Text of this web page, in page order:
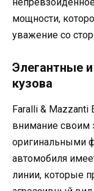
мощности,
уважение со
Элегантные
кузова
Faralli & Mazzanti
внимание
оригинальными
автомобиля
линии, которые